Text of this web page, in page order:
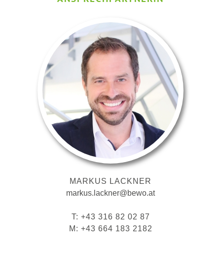
MARKUS LACKNER
markus.lackner@bewo.at
T: +43 316 82 02 87
M: +43 664 183 2182